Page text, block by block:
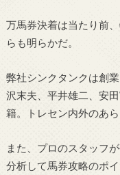
万馬券決着は当たり前
らも明らかだ。
弊社シンクタンクは創
沢末夫、平井雄二、安
籍。トレセン内外のあ
また、プロのスタッフ
分析して馬券攻略のポ